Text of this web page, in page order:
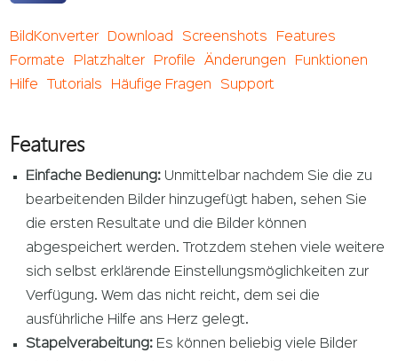
BildKonverter Download Screenshots
Features
Formate
Platzhalter Profile Änderungen
Funktionen
Hilfe
Tutorials Häufige Fragen Support
Features
Einfache Bedienung: Unmittelbar nachdem Sie die zu
bearbeitenden Bilder hinzugefügt haben, sehen Sie
die ersten Resultate und die Bilder können
abgespeichert werden. Trotzdem stehen viele weitere
sich selbst erklärende Einstellungsmöglichkeiten zur
Verfügung. Wem das nicht reicht, dem sei die
ausführliche Hilfe ans Herz gelegt.
Stapelverabeitung: Es können beliebig viele Bilder